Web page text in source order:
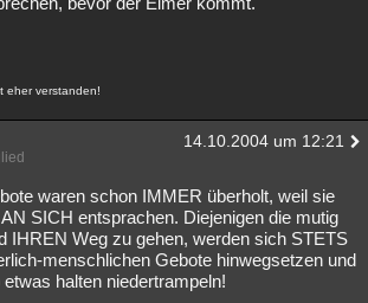
eher verstanden!
14.10.2004 um 12:21
waren schon IMMER überholt, weil sie
SICH entsprachen. Diejenigen die mutig
IHREN Weg zu gehen, werden sich STETS
menschlichen Gebote hinwegsetzen und
halten niedertrampeln!